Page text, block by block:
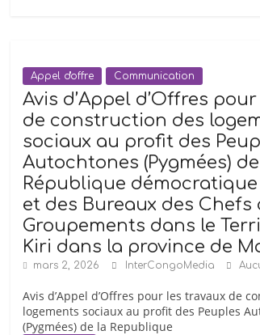
propriétaire
Directeur
général.
ICM
est
née
des
projets
de
de
presse
Appel d'offre Communication
Avis d’Appel d’Offres
de construction des
sociaux au profit des
Autochtones (Pygmées)
République
et des Bureaux des Chefs
Groupements dans le
Kiri dans la province de
mars 2, 2026 InterCongoMedia
Avis d’Appel d’Offres pour les travaux de
logements sociaux au profit des Peuples
(Pygmées) de la Republique